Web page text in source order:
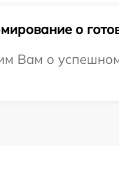
о
Вам о успешном